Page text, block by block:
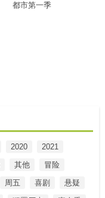
都市第一季
2020
2021
其他
冒险
周五 喜剧
悬疑